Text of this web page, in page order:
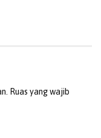
Ruas yang wajib